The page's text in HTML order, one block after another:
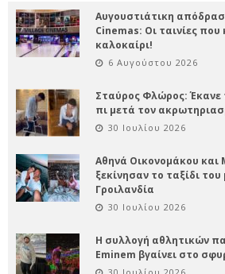
Αυγουστιάτικη
Cinemas: Οι ταινίες
καλοκαίρι!
6 Αυγούστου 2026
Σταύρος Φλώρος:
πι μετά τον
30 Ιουλίου 2026
Αθηνά Οικονομάκου
ξεκίνησαν το ταξίδι
Γροιλανδία
30 Ιουλίου 2026
Η συλλογή αθλητικών
Eminem βγαίνει στο